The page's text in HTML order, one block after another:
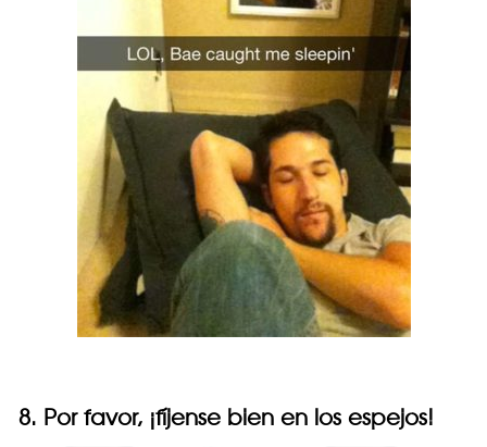
8. Por favor, ¡fíjense bien en los espejos!